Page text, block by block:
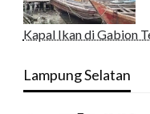
Kapal Ikan di Gabion
Lampung Selatan